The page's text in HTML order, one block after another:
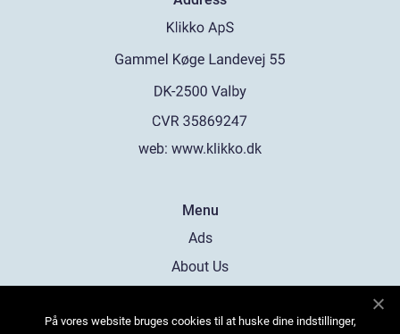
web: www.klikko.dk
Menu
Ads
About Us
Contact
På vores website bruges cookies til at huske dine indstillinger,